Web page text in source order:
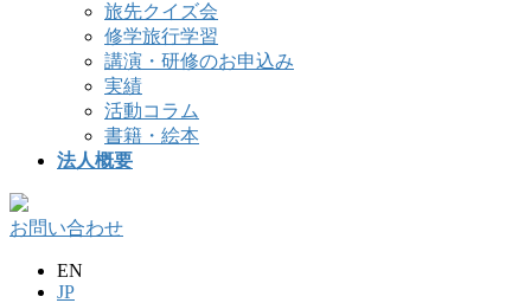
旅先クイズ会
修学旅行学習
講演・研修のお申込み
実績
活動コラム
書籍・絵本
法人概要
お問い合わせ
EN
JP